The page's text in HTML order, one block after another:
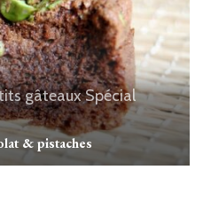
gâteauxSpécial
& pistaches